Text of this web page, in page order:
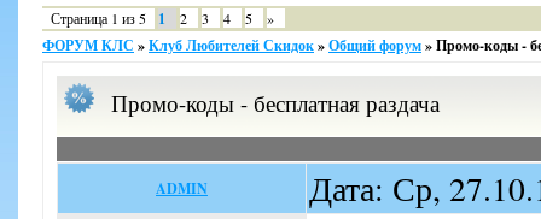
Страница 1 из 5 1 2 3 4 5 »
ФОРУМ КЛС »Клуб Любителей Скидок»Общий форум»Промо-коды -
Промо-коды - бесплатная раздача
ADMIN Дата: Ср,